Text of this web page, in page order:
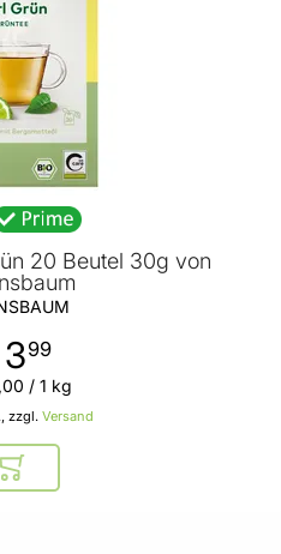
20 Beutel 30g von
99
zzgl. Versand
,00 / 1 kg
In den Warenkorb